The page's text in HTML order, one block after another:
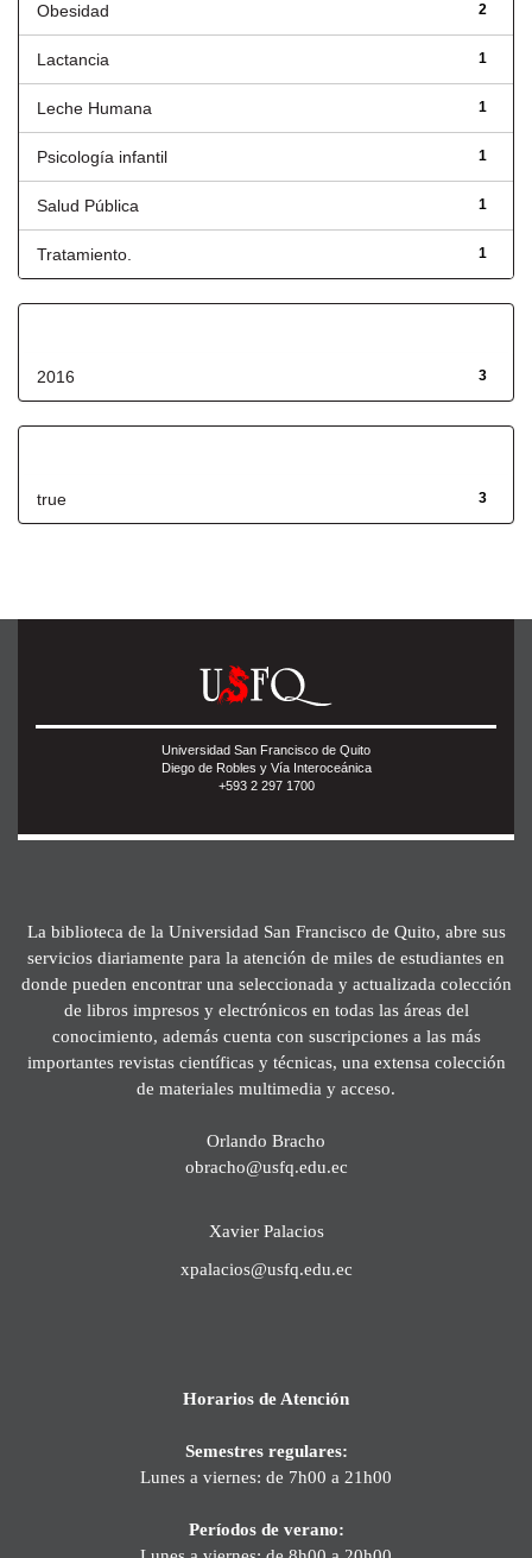
2
Obesidad
1
Lactancia
1
Leche Humana
1
Psicología infantil
1
Salud Pública
1
Tratamiento.
3
2016
3
true
Universidad San Francisco de Quito
Diego de Robles y Vía Interoceánica
+593 2 297 1700
La biblioteca de la Universidad San Francisco de Quito, abre sus
servicios diariamente para la atención de miles de estudiantes en
donde pueden encontrar una seleccionada y actualizada colección
de libros impresos y electrónicos en todas las áreas del
conocimiento, además cuenta con suscripciones a las más
importantes revistas científicas y técnicas, una extensa colección
de materiales multimedia y acceso.
Orlando Bracho
obracho@usfq.edu.ec
Xavier Palacios
xpalacios@usfq.edu.ec
Horarios de Atención
Semestres regulares:
Lunes a viernes: de 7h00 a 21h00
Períodos de verano: